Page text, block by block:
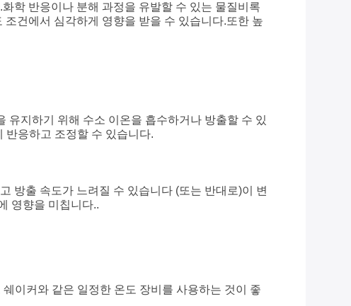
학 반응이나 분해 과정을 유발할 수 있는 물질비록
건에서 심각하게 영향을 받을 수 있습니다.또한 높
유지하기 위해 수소 이온을 흡수하거나 방출할 수 있
반응하고 조정할 수 있습니다.
방출 속도가 느려질 수 있습니다 (또는 반대로)이 변
영향을 미칩니다..
이커와 같은 일정한 온도 장비를 사용하는 것이 좋